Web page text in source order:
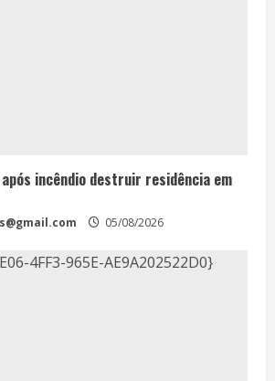
incêndio destruir residência em
05/08/2026